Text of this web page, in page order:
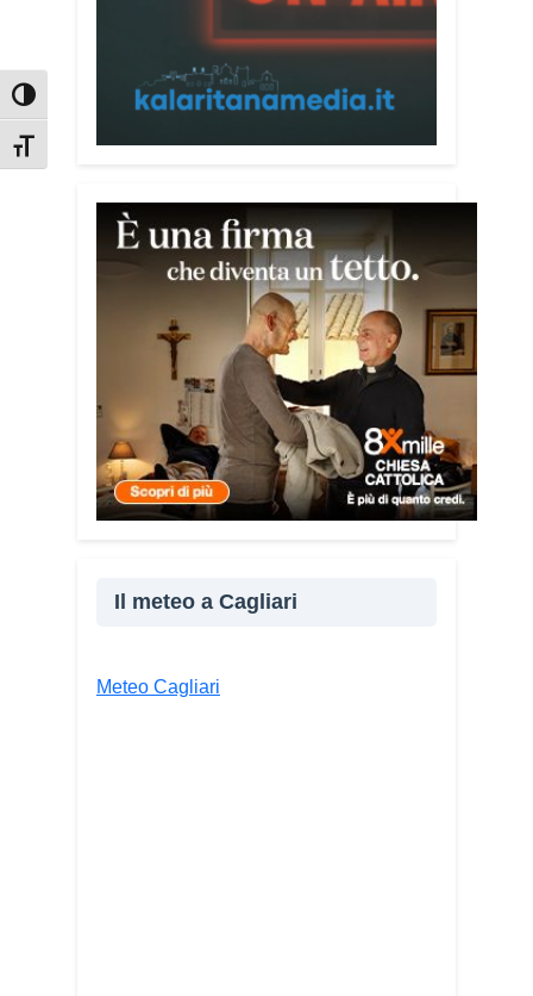
Attiva/disattiva alto contrasto
Attiva/disattiva dimensione testo
culture e popoli, con un confronto
inserito nel percorso “Cagliari Città della
Pace e del Mediterraneo”, progetto che
Tra le testimonianze quella di Thea,
giovane libanese del Consiglio dei
Giovani del Mediterraneo della CEI: «Il
campo è molto più di un’esperienza di
volontariato: è un’opportunità per
costruire relazioni attraverso il servizio,
linguaggio universale capace di unire
persone diverse».
Il meteo a Cagliari
Meteo Cagliari